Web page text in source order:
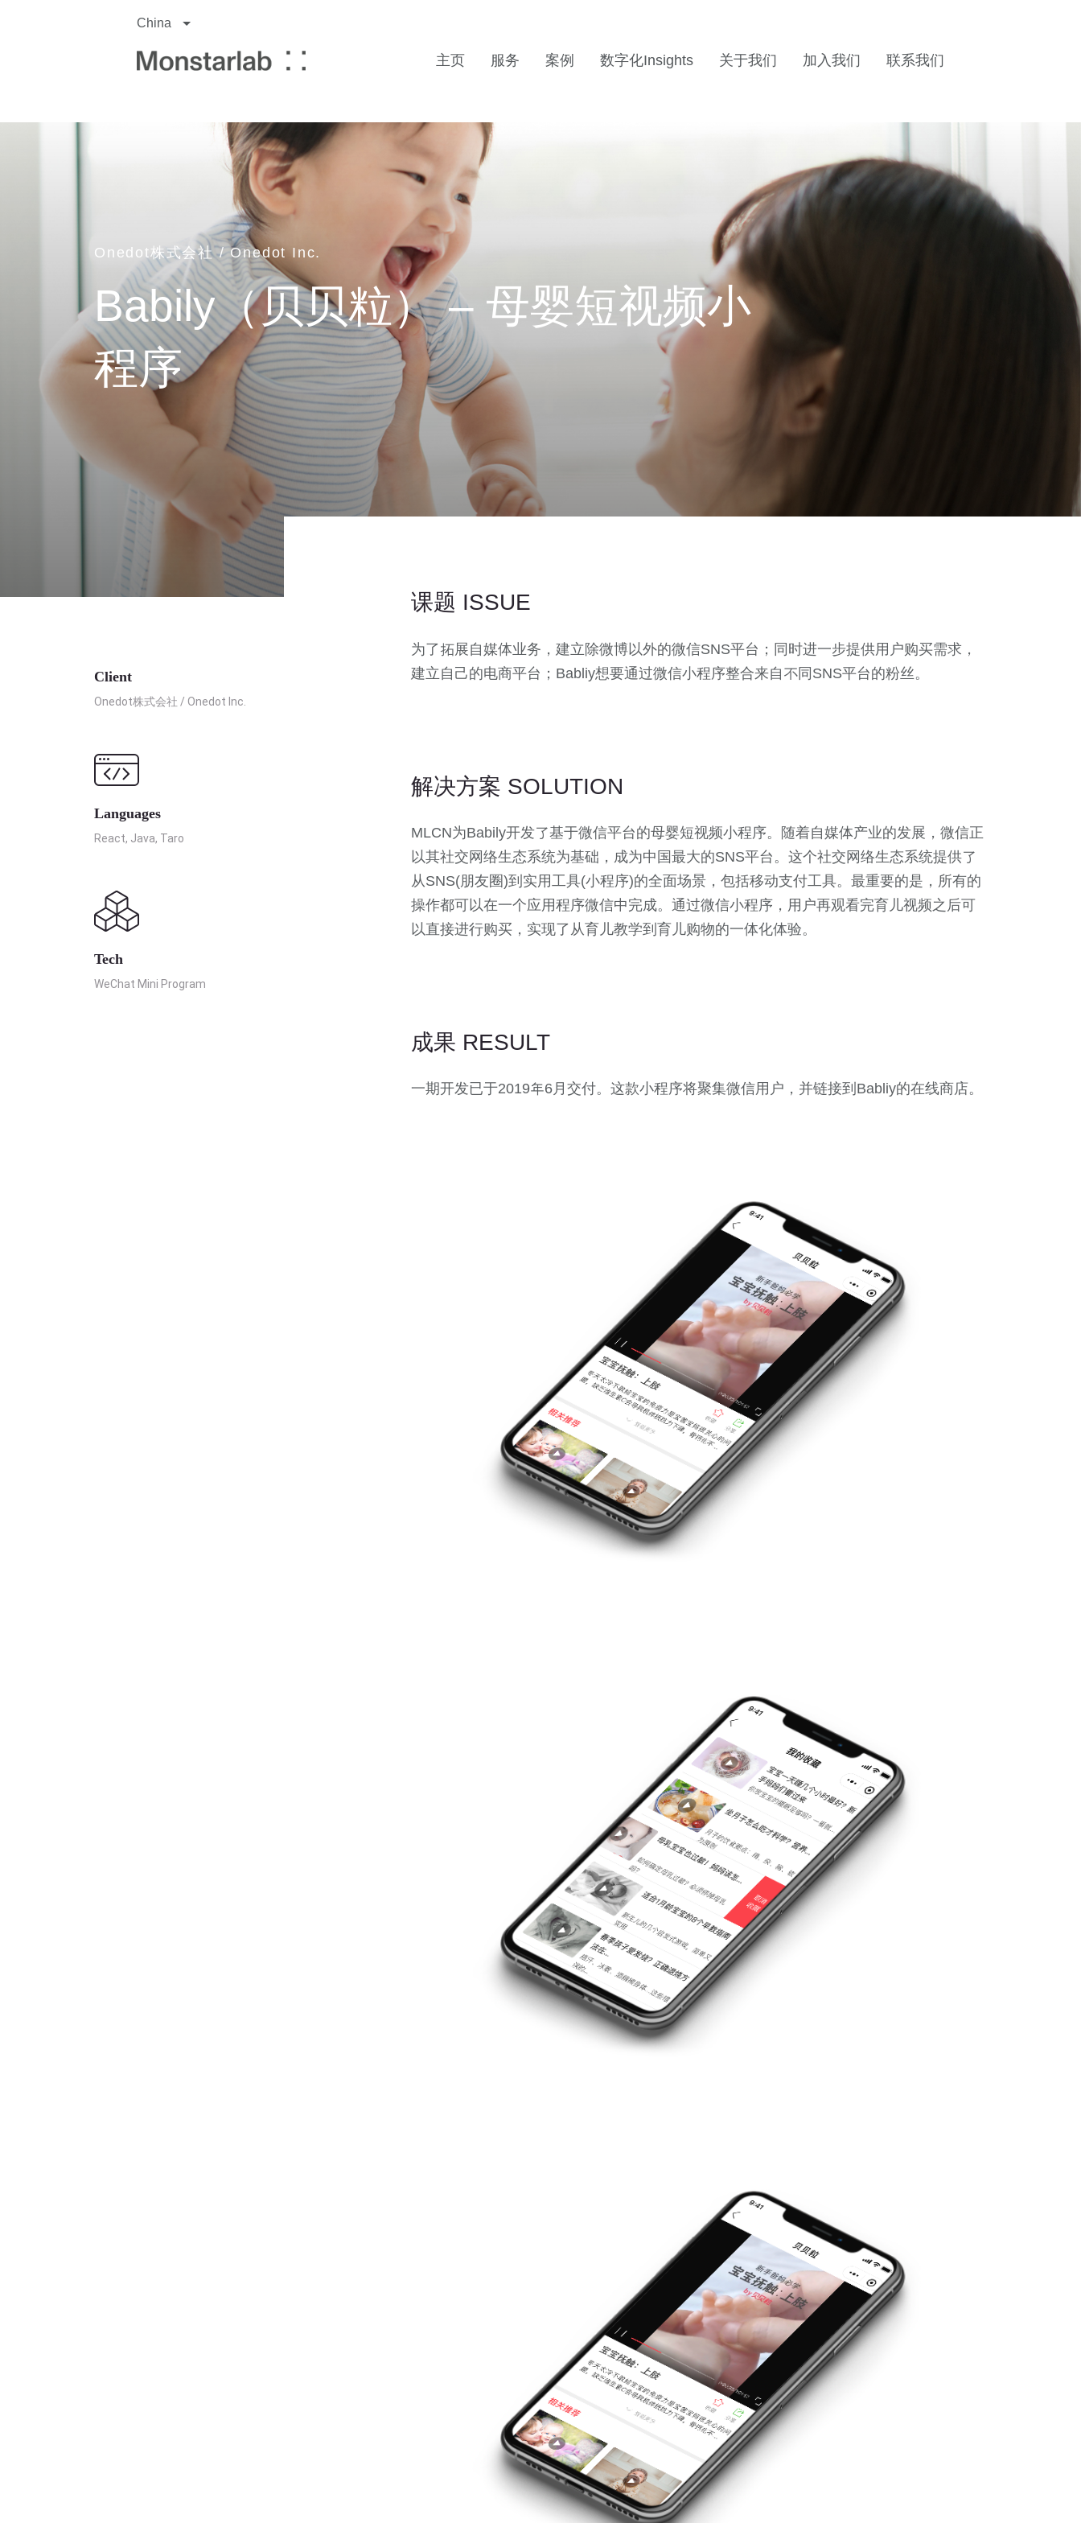
China
主页 服务 案例 数字化Insights 关于我们 加入我们 联系我们
Onedot株式会社 / Onedot Inc.
Babily（贝贝粒） – 母婴短视频小
程序
Client
Onedot株式会社 / Onedot Inc.
Languages
React, Java, Taro
Tech
WeChat Mini Program
课题 ISSUE
为了拓展自媒体业务，建立除微博以外的微信SNS平台；同时进一步提供用户购买需求，
建立⾃己的电商平台；Babliy想要通过微信小程序整合来⾃不同SNS平台的粉丝。
解决方案 SOLUTION
MLCN为Babily开发了基于微信平台的母婴短视频小程序。随着⾃媒体产业的发展，微信正
以其社交网络⽣态系统为基础，成为中国最大的SNS平台。这个社交网络生态系统提供了
从SNS(朋友圈)到实⽤工具(小程序)的全面场景，包括移动支付工具。最重要的是，所有的
操作都可以在⼀个应用程序微信中完成。通过微信小程序，用户再观看完育儿视频之后可
以直接进行购买，实现了从育儿教学到育儿购物的一体化体验。
成果 RESULT
一期开发已于2019年6月交付。这款小程序将聚集微信用户，并链接到Babliy的在线商店。